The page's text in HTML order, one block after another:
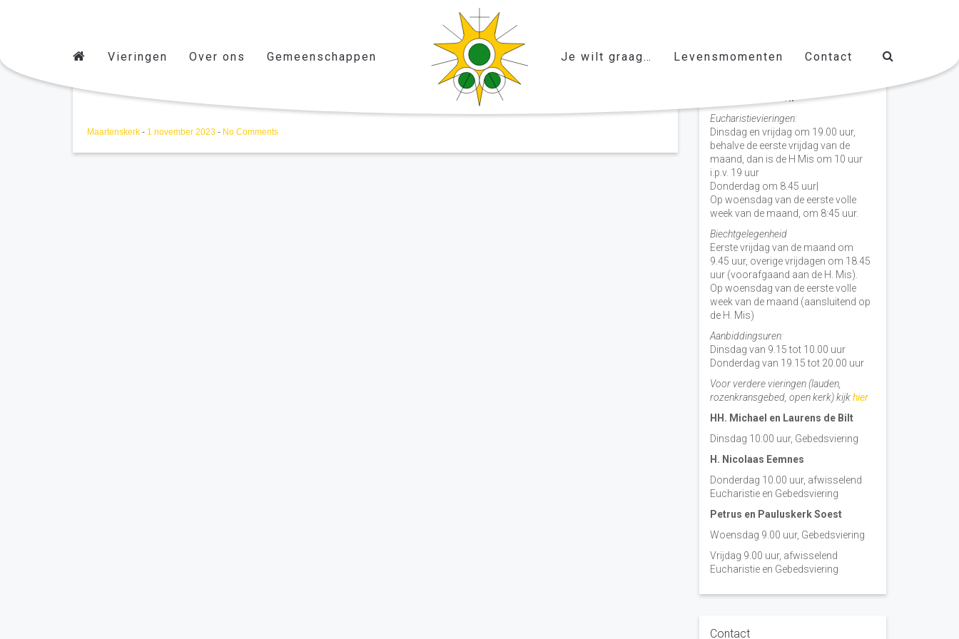
Vieringen Over ons Gemeenschappen Je wilt graag… Levensmomenten Contact
Maartenskerk - 1 november 2023 - No Comments
Vieringen door de week
H. Nicolaas Baarn
Eucharistievieringen:
Dinsdag en vrijdag om 19.00 uur,
behalve de eerste vrijdag van de
maand, dan is de H Mis om 10 uur
i.p.v. 19 uur
Donderdag om 8.45 uur|
Op woensdag van de eerste volle
week van de maand, om 8:45 uur.
Biechtgelegenheid
Eerste vrijdag van de maand om
9.45 uur, overige vrijdagen om 18.45
uur (voorafgaand aan de H. Mis).
Op woensdag van de eerste volle
week van de maand (aansluitend op
de H. Mis)
Aanbiddingsuren:
Dinsdag van 9.15 tot 10.00 uur
Donderdag van 19.15 tot 20.00 uur
Voor verdere vieringen (lauden,
rozenkransgebed, open kerk) kijkhier
HH. Michael en Laurens de Bilt
Dinsdag 10:00 uur, Gebedsviering
H. Nicolaas Eemnes
Donderdag 10.00 uur, afwisselend
Eucharistie en Gebedsviering
Petrus en Pauluskerk Soest
Woensdag 9.00 uur, Gebedsviering
Vrijdag 9.00 uur, afwisselend
Eucharistie en Gebedsviering
Contact